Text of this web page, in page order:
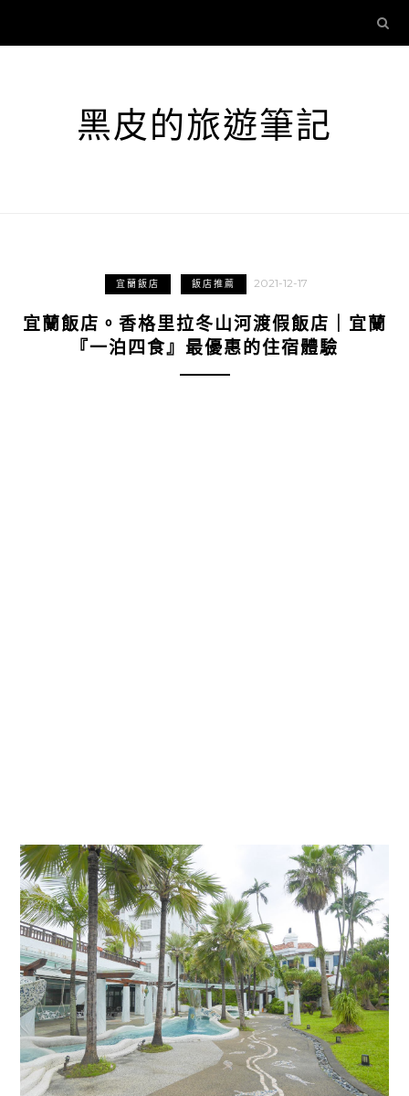
黑皮的旅遊筆記
宜蘭飯店 飯店推薦 2021-12-17
宜蘭飯店。香格里拉冬山河渡假飯店｜宜蘭
『一泊四食』最優惠的住宿體驗